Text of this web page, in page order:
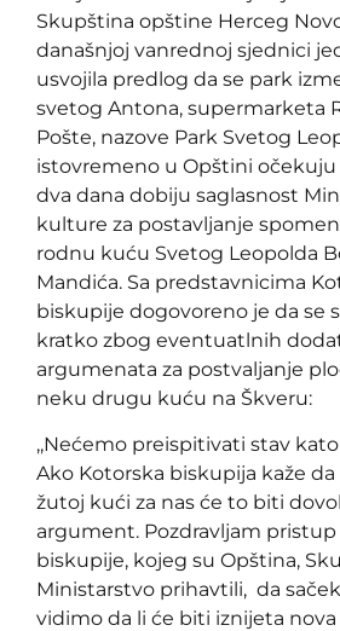
Skupština opštine Herceg
današnjoj vanrednoj sjednici
usvojila predlog da se park
svetog Antona, supermarketa
Pošte, nazove Park Svetog
istovremeno u Opštini očekuju
dva dana dobiju saglasnost
kulture za postavljanje
rodnu kuću Svetog Leopolda
Mandića. Sa predstavnicima
biskupije dogovoreno je da se
kratko zbog eventuatlnih
argumenata za postvaljanje
neku drugu kuću na Škveru:
,,Nećemo preispitivati stav
Ako Kotorska biskupija kaže da
žutoj kući za nas će to biti
argument. Pozdravljam
biskupije, kojeg su Opština,
Ministarstvo prihavtili, da
vidimo da li će biti iznijeta nova